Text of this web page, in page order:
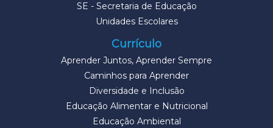
SE - Secretaria de Educação
Unidades Escolares
Currículo
Aprender Juntos, Aprender Sempre
Caminhos para Aprender
Diversidade e Inclusão
Educação Alimentar e Nutricional
Educação Ambiental